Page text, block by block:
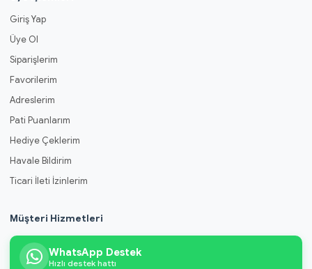
Giriş Yap
Üye Ol
Siparişlerim
Favorilerim
Adreslerim
Pati Puanlarım
Hediye Çeklerim
Havale Bildirim
Ticari İleti İzinlerim
Müşteri Hizmetleri
WhatsApp Destek
Hızlı destek hattı